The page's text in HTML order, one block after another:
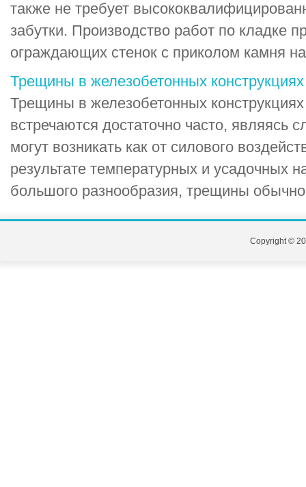
также не требует
забутки. Производство работ по кладке
ограждающих стенок с приколом камня
Трещины в железобетонных конструкциях
Трещины в железобетонных
встречаются достаточно часто, являясь
могут возникать как от силового
результате температурных и усадочных
большого разнообразия, трещины
Copyright ©